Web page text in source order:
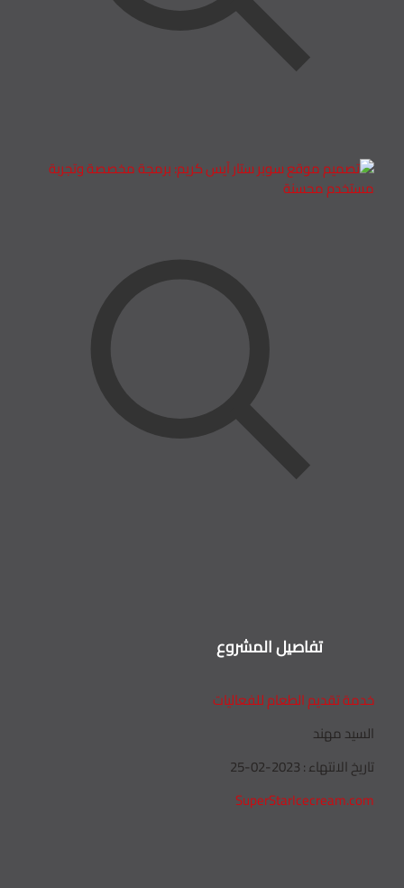
تفاصيل المشروع
خدمة تقديم الطعام للفعاليات
السيد مهند
تاريخ الانتهاء : 2023-02-25
SuperStarIcecream.com